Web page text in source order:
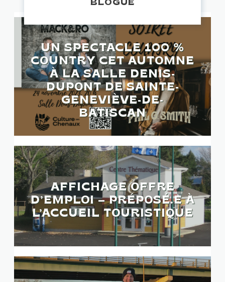
BLOGUE
UN SPECTACLE 100 %
COUNTRY CET AUTOMNE
À LA SALLE DENIS-
DUPONT DE SAINTE-
GENEVIÈVE-DE-
BATISCAN
AFFICHAGE OFFRE
D’EMPLOI – PRÉPOSÉ.E À
L’ACCUEIL TOURISTIQUE